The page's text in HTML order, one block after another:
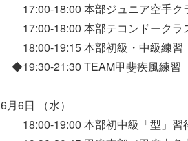
17:00-18:00 本部ジュニア空手ク
17:00-18:00 本部テコンドークラ
18:00-19:15 本部初級・中級練習
◆19:30-21:30 TEAM甲斐疾風練習
6月6日 （水）
18:00-19:00 本部初中級「型」習